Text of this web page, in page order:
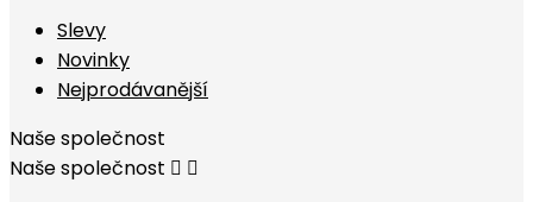
Slevy
Novinky
Nejprodávanější
Naše společnost
Naše společnost  